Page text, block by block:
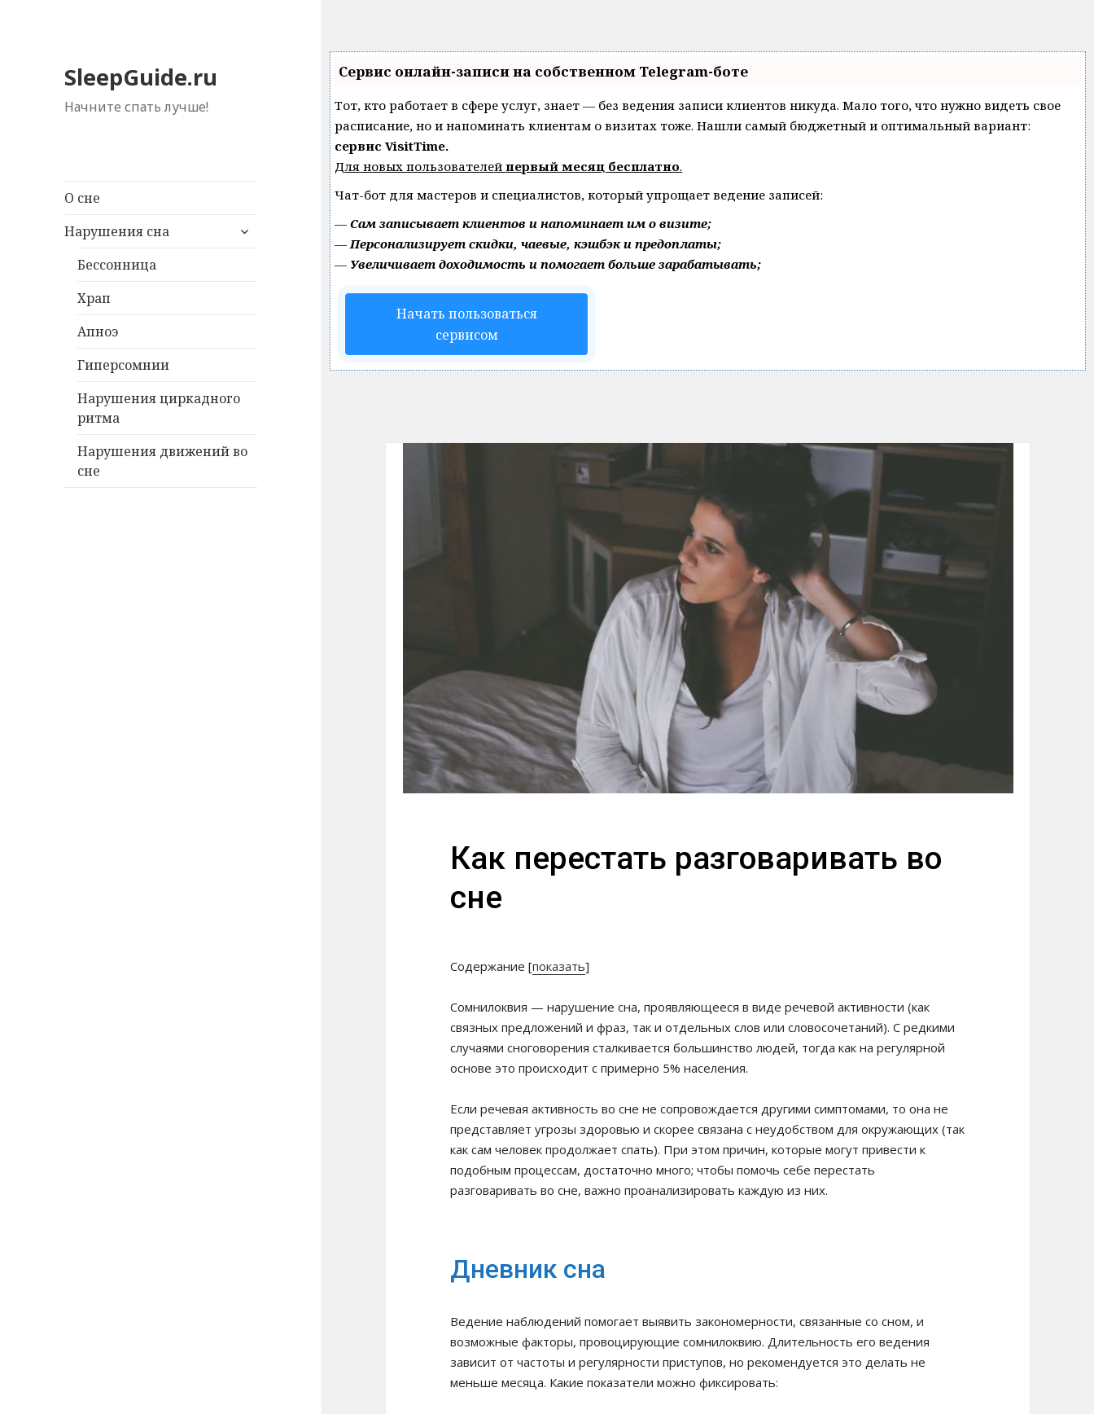
SleepGuide.ru
Начните спать лучше!
О сне
Нарушения сна
expand
Бессонница
Храп
Апноэ
Гиперсомнии
Нарушения циркадного
ритма
Нарушения движений во
сне
Сервис онлайн-записи на собственном Telegram-боте
Тот, кто работает в сфере услуг, знает — без ведения записи клиентов никуда. Мало того, что нужно видеть свое
расписание, но и напоминать клиентам о визитах тоже. Нашли самый бюджетный и оптимальный вариант:
сервис VisitTime.
Для новых пользователейпервый месяц бесплатно.
Чат-бот для мастеров и специалистов, который упрощает ведение записей:
—Сам записывает клиентов и напоминает им о визите;
— Персонализирует скидки, чаевые, кэшбэк и предоплаты;
— Увеличивает доходимость и помогает больше зарабатывать;
Начать пользоваться
сервисом
Как перестать разговаривать во
сне
Содержание [показать]
Сомнилоквия — нарушение сна, проявляющееся в виде речевой активности (как
связных предложений и фраз, так и отдельных слов или словосочетаний). С редкими
случаями сноговорения сталкивается большинство людей, тогда как на регулярной
основе это происходит с примерно 5% населения.
Если речевая активность во сне не сопровождается другими симптомами, то она не
представляет угрозы здоровью и скорее связана с неудобством для окружающих (так
как сам человек продолжает спать). При этом причин, которые могут привести к
подобным процессам, достаточно много; чтобы помочь себе перестать
разговаривать во сне, важно проанализировать каждую из них.
Дневник сна
Ведение наблюдений помогает выявить закономерности, связанные со сном, и
возможные факторы, провоцирующие сомнилоквию. Длительность его ведения
зависит от частоты и регулярности приступов, но рекомендуется это делать не
меньше месяца. Какие показатели можно фиксировать: